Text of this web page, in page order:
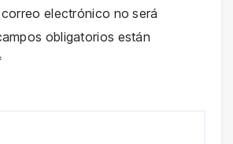
electrónico no será
obligatorios están